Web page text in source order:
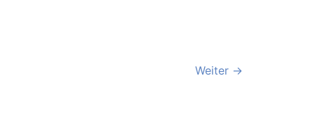
Weiter →